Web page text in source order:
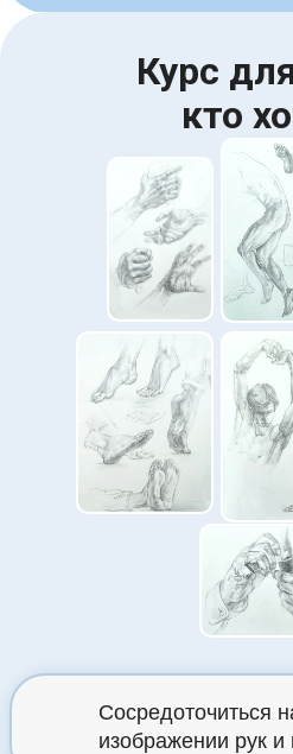
Курс
кто
Сосредоточиться
изображении рук и